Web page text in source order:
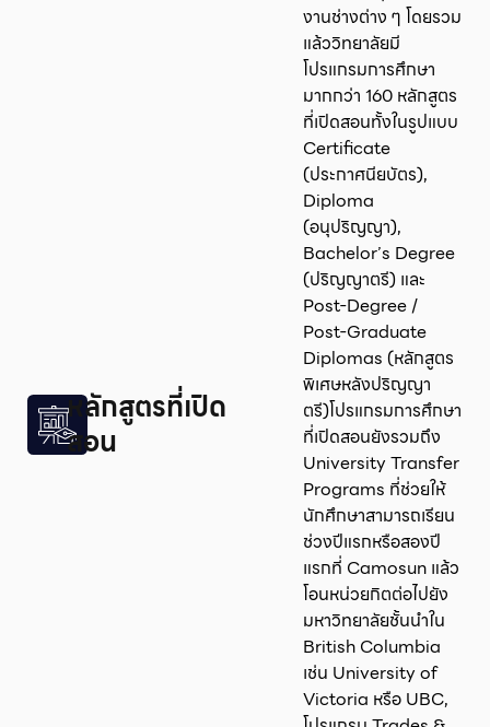
หลักสูตรที่เปิด
สอน
งานช่างต่าง ๆ โดยรวม
แล้ววิทยาลัยมี
โปรแกรมการศึกษา
มากกว่า 160 หลักสูตร
ที่เปิดสอนทั้งในรูปแบบ
Certificate
(ประกาศนียบัตร),
Diploma
(อนุปริญญา),
Bachelor’s Degree
(ปริญญาตรี) และ
Post-Degree /
Post-Graduate
Diplomas (หลักสูตร
พิเศษหลังปริญญา
ตรี)โปรแกรมการศึกษา
ที่เปิดสอนยังรวมถึง
University Transfer
Programs ที่ช่วยให้
นักศึกษาสามารถเรียน
ช่วงปีแรกหรือสองปี
แรกที่ Camosun แล้ว
โอนหน่วยกิตต่อไปยัง
มหาวิทยาลัยชั้นนำใน
British Columbia
เช่น University of
Victoria หรือ UBC,